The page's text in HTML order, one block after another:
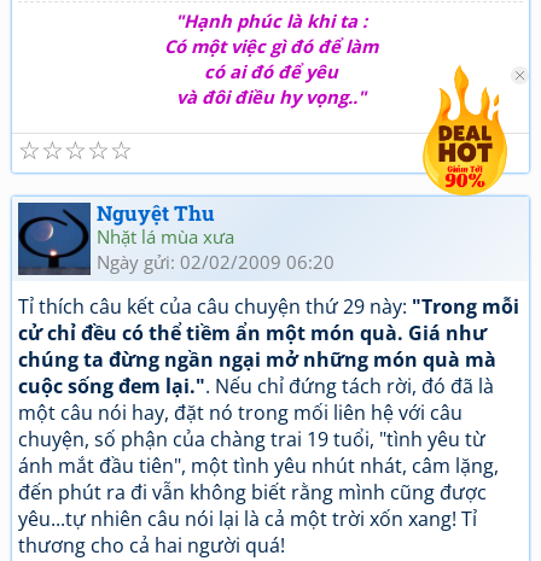
"Hạnh phúc là khi ta :
Có một việc gì đó để làm
có ai đó để yêu
và đôi điều hy vọng.."
☆
☆
☆
☆
☆
Nguyệt Thu
Nhặt lá mùa xưa
Ngày gửi: 02/02/2009 06:20
Tỉ thích câu kết của câu chuyện thứ 29 này: "Trong mỗi
cử chỉ đều có thể tiềm ẩn một món quà. Giá như
chúng ta đừng ngần ngại mở những món quà mà
cuộc sống đem lại.". Nếu chỉ đứng tách rời, đó đã là
một câu nói hay, đặt nó trong mối liên hệ với câu
chuyện, số phận của chàng trai 19 tuổi, "tình yêu từ
ánh mắt đầu tiên", một tình yêu nhút nhát, câm lặng,
đến phút ra đi vẫn không biết rằng mình cũng được
yêu...tự nhiên câu nói lại là cả một trời xốn xang! Tỉ
thương cho cả hai người quá!